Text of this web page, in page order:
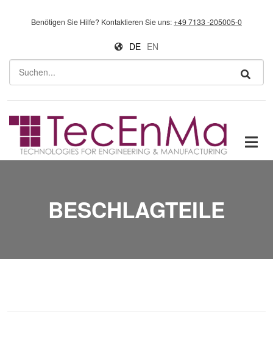
Benötigen Sie Hilfe? Kontaktieren Sie uns:+49 7133 -205005-0
DE EN
Suchen
BESCHLAGTEILE